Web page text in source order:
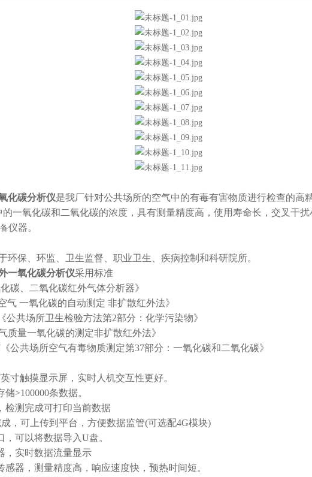
化碳分析仪是我厂针对公共场所的空气中的有毒有害物质进行检查的高
一氧化碳和二氧化碳的浓度，具有测量精度高，使用寿命长，交叉干扰
仪器。
保、环监、卫生监督、职业卫生、疾病控制和科研院所。
一氧化碳分析仪采用标准
碳、二氧化碳红外气体分析器》
一氧化碳的自动测定 非扩散红外法》
共场所卫生检验方法第2部分：化学污染物》
量一氧化碳的测定非扩散红外法》
共场所空气有毒物质测定第37部分：一氧化碳和二氧化碳》
触摸显示屏，实时人机交互性更好。
>100000条数据。
测完成可打印当前数据
可上传到平台，方便数据监管(可选配4G模块)
可以将数据导入U盘。
实时数据流量显示
器，测量精度高，响应速度快，预热时间短。